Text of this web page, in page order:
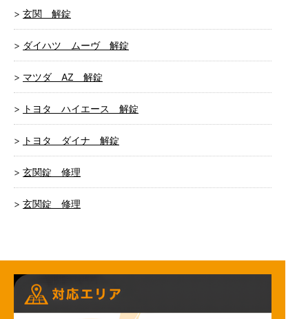
玄関 解錠
ダイハツ ムーヴ 解錠
マツダ AZ 解錠
トヨタ ハイエース 解錠
トヨタ ダイナ 解錠
玄関錠 修理
玄関錠 修理